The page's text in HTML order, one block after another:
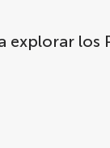
los